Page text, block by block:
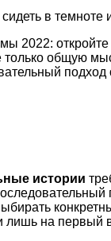
в
2022: откройте
общую
подход
истории
лишь на первый